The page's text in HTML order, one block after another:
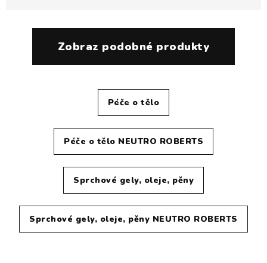
Zobraz podobné produkty
Péče o tělo
Péče o tělo NEUTRO ROBERTS
Sprchové gely, oleje, pěny
Sprchové gely, oleje, pěny NEUTRO ROBERTS